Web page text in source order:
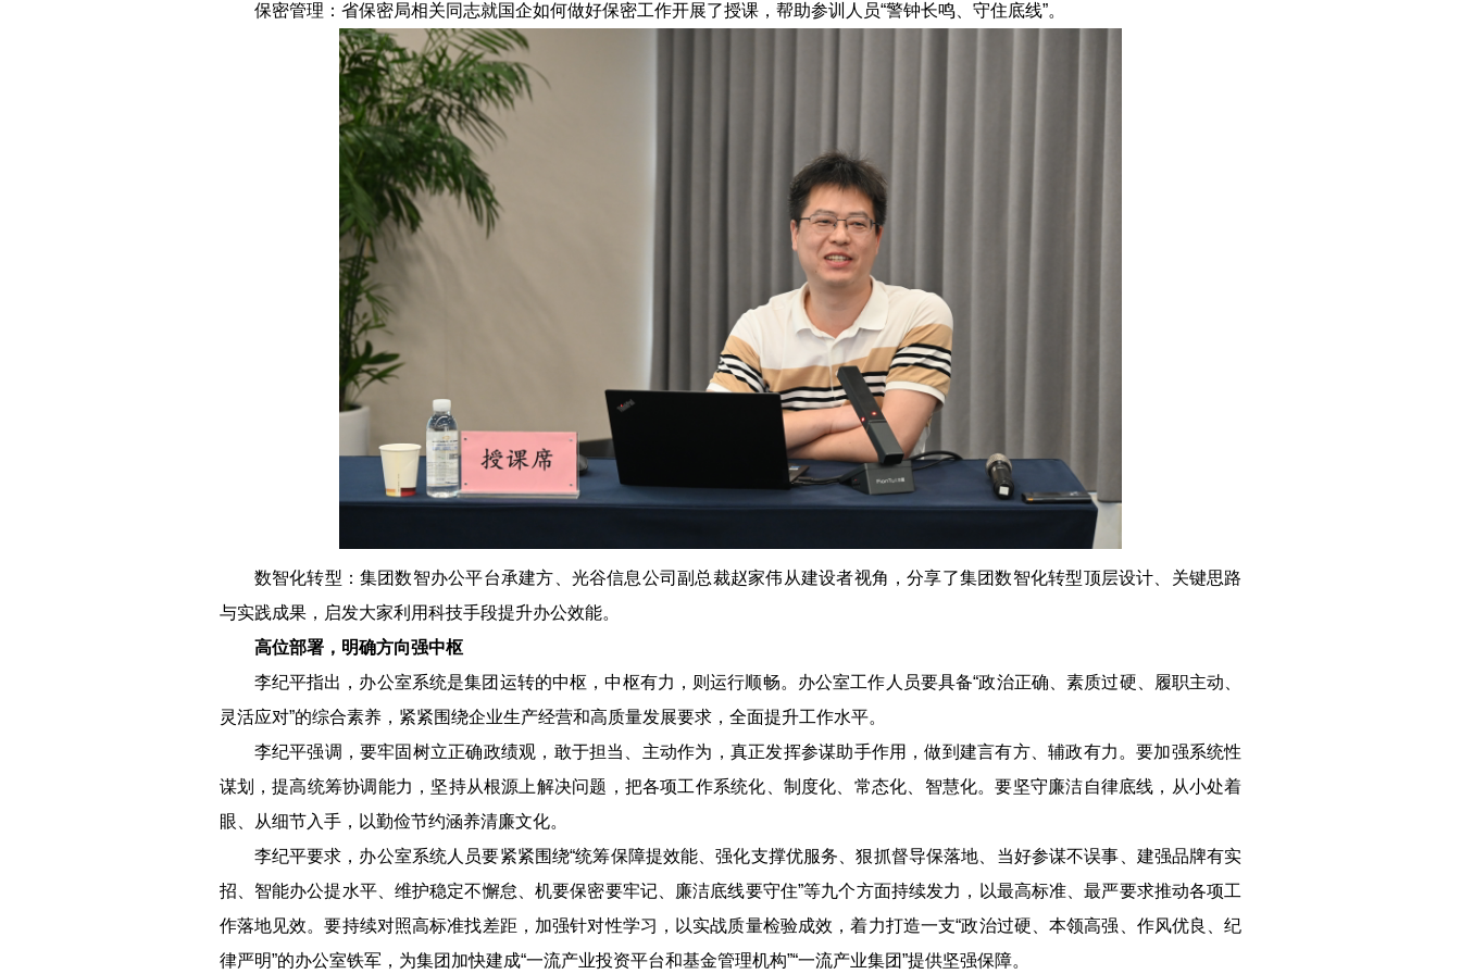
保密管理： 省保密局相关同志就国企如何做好保密工作开展了授课，帮助参训人员“警钟长鸣、守住底线”。
数智化转型： 集团数智办公平台承建方、光谷信息公司副总裁赵家伟从建设者视角，分享了集团数智化转型顶层设计、关键思路
与实践成果，启发大家利用科技手段提升办公效能。
高位部署，明确方向强中枢
李纪平指出，办公室系统是集团运转的中枢，中枢有力，则运行顺畅。办公室工作人员要具备“政治正确、素质过硬、履职主动、
灵活应对”的综合素养，紧紧围绕企业生产经营和高质量发展要求，全面提升工作水平。
李纪平强调，要牢固树立正确政绩观，敢于担当、主动作为，真正发挥参谋助手作用，做到建言有方、辅政有力。要加强系统性
谋划，提高统筹协调能力，坚持从根源上解决问题，把各项工作系统化、制度化、常态化、智慧化。要坚守廉洁自律底线，从小处着
眼、从细节入手，以勤俭节约涵养清廉文化。
李纪平要求，办公室系统人员要紧紧围绕“统筹保障提效能、强化支撑优服务、狠抓督导保落地、当好参谋不误事、建强品牌有实
招、智能办公提水平、维护稳定不懈怠、机要保密要牢记、廉洁底线要守住”等九个方面持续发力，以最高标准、最严要求推动各项工
作落地见效。要持续对照高标准找差距，加强针对性学习，以实战质量检验成效，着力打造一支“政治过硬、本领高强、作风优良、纪
律严明”的办公室铁军，为集团加快建成“一流产业投资平台和基金管理机构”“一流产业集团”提供坚强保障。